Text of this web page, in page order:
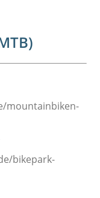
mountainbiken-
bikepark-